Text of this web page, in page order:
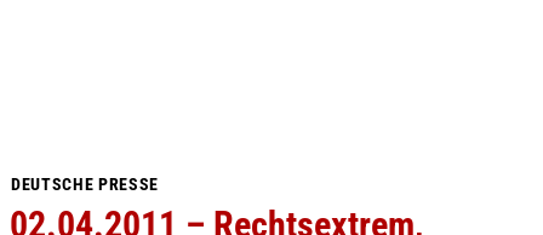
DEUTSCHE PRESSE
02.04.2011 – Rechtsextrem,